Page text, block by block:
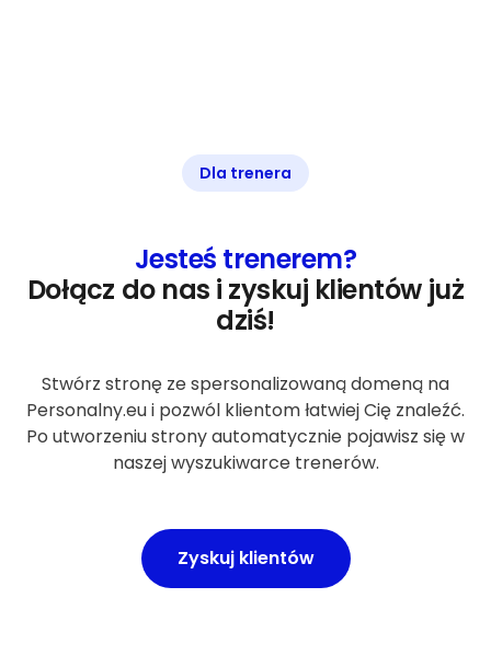
Dla trenera
Jesteś trenerem?
Dołącz do nas i zyskuj klientów już
dziś!
Stwórz stronę ze spersonalizowaną domeną na
Personalny.eu i pozwól klientom łatwiej Cię znaleźć.
Po utworzeniu strony automatycznie pojawisz się w
naszej wyszukiwarce trenerów.
Zyskuj klientów